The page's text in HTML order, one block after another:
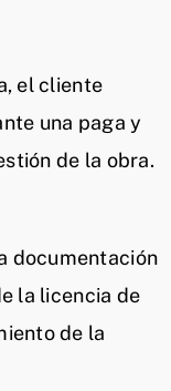
el cliente
una paga y
de la obra.
documentación
la licencia de
de la